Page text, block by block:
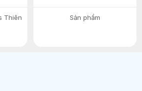
Thiên
Sản phẩm